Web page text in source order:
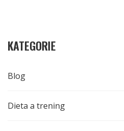
KATEGORIE
Blog
Dieta a trening